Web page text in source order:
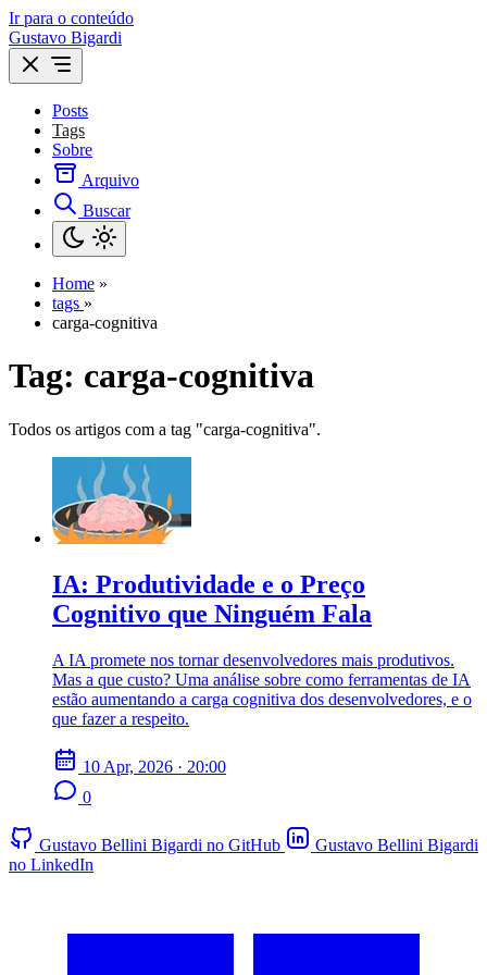
Ir para o conteúdo
Gustavo Bigardi
Posts
Tags
Sobre
Arquivo
Buscar
Home »
tags »
carga-cognitiva
Tag: carga-cognitiva
Todos os artigos com a tag "carga-cognitiva".
IA: Produtividade e o Preço
Cognitivo que Ninguém Fala
A IA promete nos tornar desenvolvedores mais produtivos.
Mas a que custo? Uma análise sobre como ferramentas de IA
estão aumentando a carga cognitiva dos desenvolvedores, e o
que fazer a respeito.
10 Apr, 2026 · 20:00
0
Gustavo Bellini Bigardi no GitHub
Gustavo Bellini Bigardi
no LinkedIn